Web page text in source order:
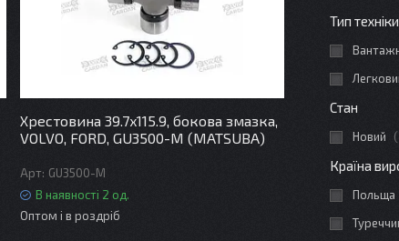
Хрестовина 39.7x115.9, бокова змазка,
VOLVO, FORD, GU3500-M (MATSUBA)
GU3500-M
В наявності 2 од.
Оптом і в роздріб
Тип техніки
Стан
Новий
Країна
Польща